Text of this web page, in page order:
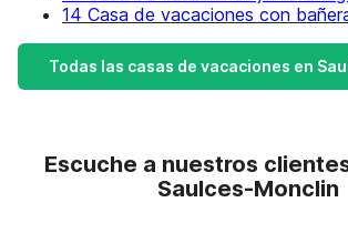
14 Casa de vacaciones con
Todas las casas de vacaciones en
Escuche a nuestros
Saulces-Monclin